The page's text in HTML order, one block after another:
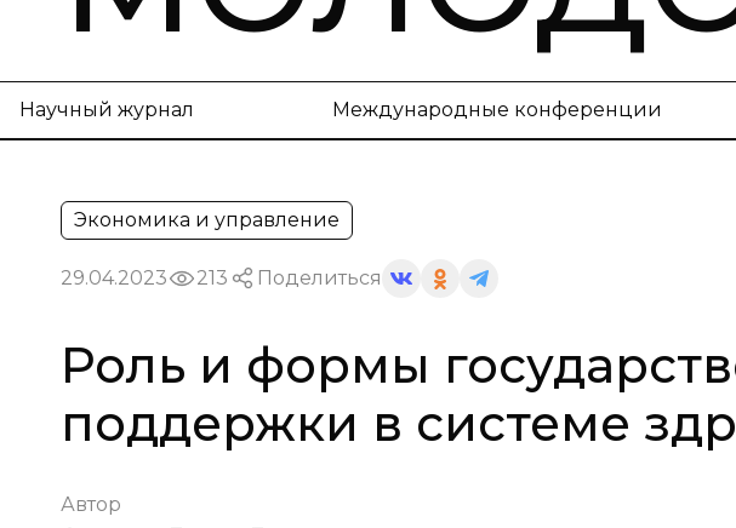
Научный журнал Международные конференции
Экономика и управление
29.04.2023 213 Поделиться
Роль и формы
поддержки в системе
Автор